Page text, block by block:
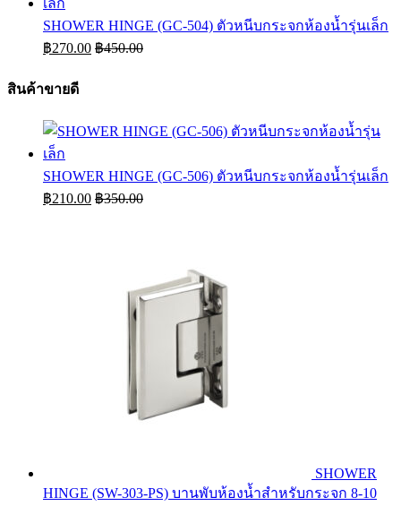
SHOWER HINGE (GC-504) ตัวหนีบกระจกห้องน้ำรุ่นเล็ก
฿270.00 ฿450.00
สินค้าขายดี
SHOWER HINGE (GC-506) ตัวหนีบกระจกห้องน้ำรุ่นเล็ก
฿210.00 ฿350.00
SHOWER
HINGE (SW-303-PS) บานพับห้องน้ำสำหรับกระจก 8-10